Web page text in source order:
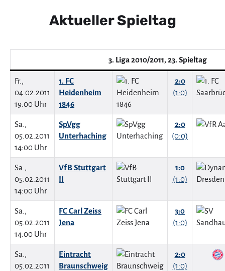
Aktueller Spieltag
3. Liga 2010/2011, 23. Spieltag
Fr.,
04.02.2011
19:00 Uhr
1. FC
Heidenheim
1846
2:0
(1:0)
Sa.,
05.02.2011
14:00 Uhr
SpVgg
Unterhaching
2:0
(0:0)
Sa.,
05.02.2011
14:00 Uhr
VfB Stuttgart
II
1:0
(1:0)
Sa.,
05.02.2011
14:00 Uhr
FC Carl Zeiss
Jena
3:0
(1:0)
Sa.,
05.02.2011
Eintracht
Braunschweig
2:0
(1:0)